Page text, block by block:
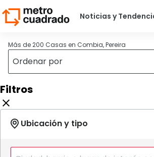
Más de 200 Casas en Combia, Pereira
Filtros